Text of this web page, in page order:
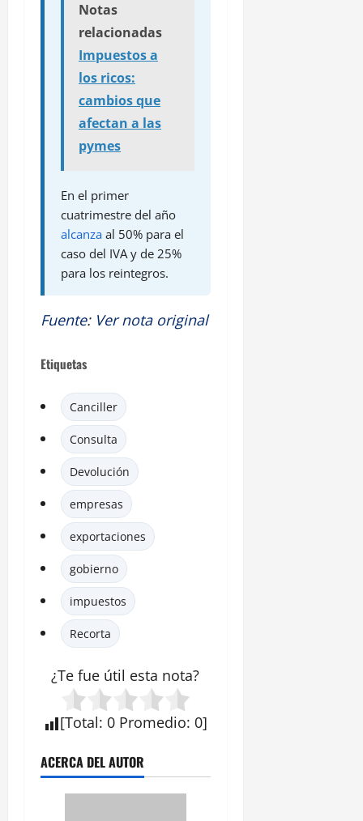
Notas
relacionadas
Impuestos a
los ricos:
cambios que
afectan a las
pymes
En el primer
cuatrimestre del año
alcanza al 50% para el
caso del IVA y de 25%
para los reintegros.
Fuente: Ver nota original
Etiquetas
Canciller
Consulta
Devolución
empresas
exportaciones
gobierno
impuestos
Recorta
¿Te fue útil esta nota?
[Total: 0 Promedio: 0]
ACERCA DEL AUTOR